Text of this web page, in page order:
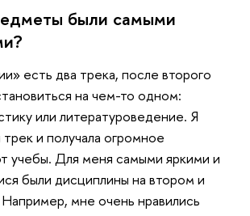
были самыми
есть два трека, после второго
на чем-то одном:
или литературоведение. Я
и получала огромное
учебы. Для меня самыми яркими и
были дисциплины на втором и
мне очень нравились